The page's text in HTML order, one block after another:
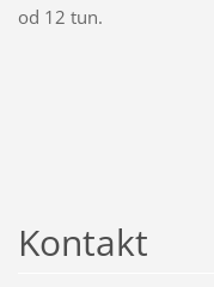
od 12 tun.
Kontakt